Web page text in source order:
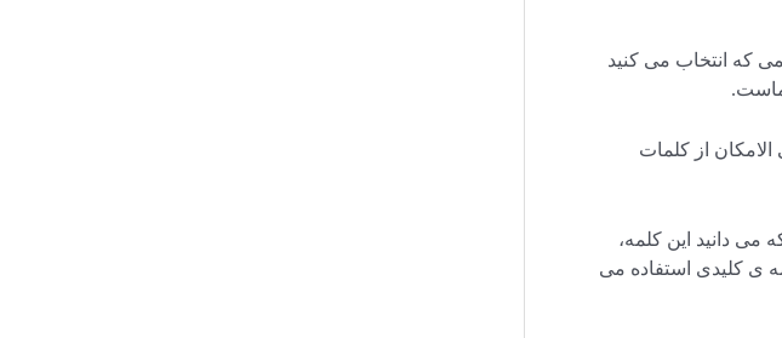
که انتخاب می کنید
از کلمات
می دانید این کلمه،
ی کلیدی استفاده می